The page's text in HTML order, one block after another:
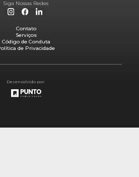
Siga Nossas Redes
Contato
Serviços
Código de Conduta
de Privacidade
Desenvolvido por: